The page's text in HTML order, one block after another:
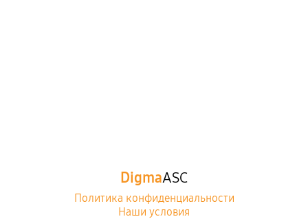
DigmaASC
Политика конфиденциальности
Наши условия